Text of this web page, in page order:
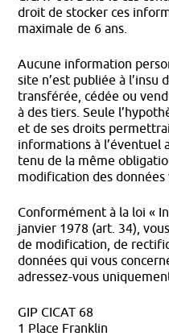
droit de stocker ces
maximale de 6 ans.
Aucune information
site n’est publiée à l’insu
transférée, cédée ou
à des tiers. Seule
et de ses droits
informations à l’éventuel
tenu de la même
modification des données
Conformément à la loi «
janvier 1978 (art. 34),
de modification, de
données qui vous
adressez-vous
GIP CICAT 68
1 Place Franklin